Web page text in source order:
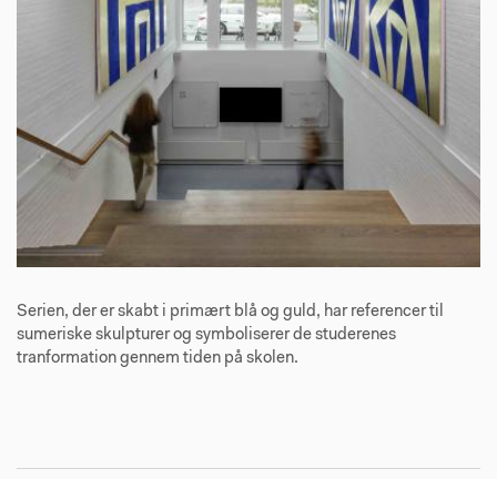
Serien, der er skabt i primært blå og guld, har referencer til
sumeriske skulpturer og symboliserer de studerenes
tranformation gennem tiden på skolen.